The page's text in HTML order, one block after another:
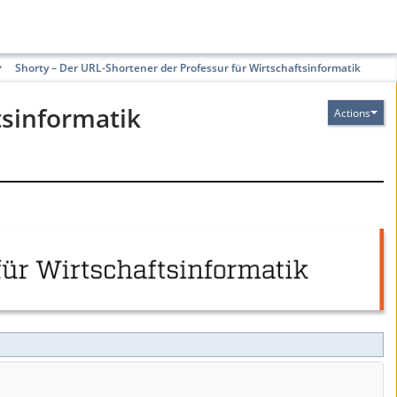
Shorty – Der URL-Shortener der Professur für Wirtschaftsinformatik
Actions